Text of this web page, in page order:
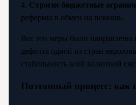
4. Строгие бюджетные
реформы в обмен на помощь.
Все эти меры были направлены
дефолта одной из стран
стабильность всей валютной
Поэтапный процесс: как